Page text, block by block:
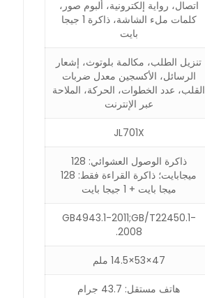
اتصال، رواية إلكترونية، ألبوم صور،
كلمات ملء الشاشة، ذاكرة 1 جيجا
بايت
تنزيل الطلب، مكالمة بلوتوث، إشعار
الرسائل، الأكسجين معدل ضربات
القلب، عدد الخطوات، الحركة، الملاحة
عبر الإنترنت
JL701X
ذاكرة الوصول العشوائي: 128
ميجابايت؛ ذاكرة القراءة فقط: 128
ميجا بايت + 1 جيجا بايت
GB4943.1-2011;GB/T22450.1-
2008.
47×53×14.5 ملم
هاتف مستقل: 43.7 جرام